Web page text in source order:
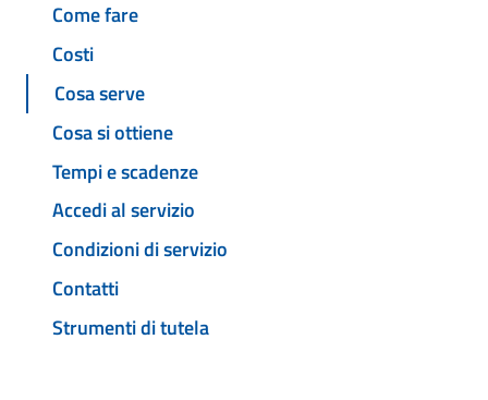
Come fare
Costi
Cosa serve
Cosa si ottiene
Tempi e scadenze
Accedi al servizio
Condizioni di servizio
Contatti
Strumenti di tutela